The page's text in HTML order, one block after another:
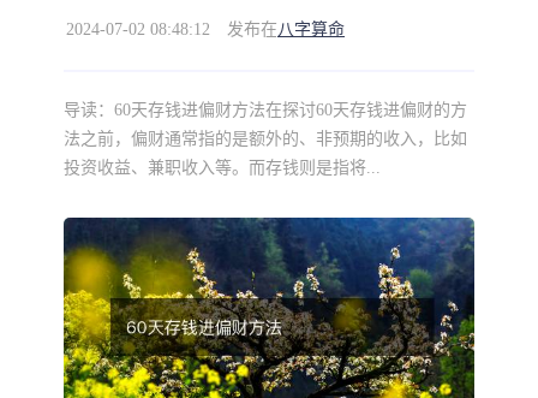
2024-07-02 08:48:12 发布在八字算命
导读： 60天存钱进偏财方法在探讨60天存钱进偏财的方
法之前，偏财通常指的是额外的、非预期的收入，比如
投资收益、兼职收入等。而存钱则是指将...